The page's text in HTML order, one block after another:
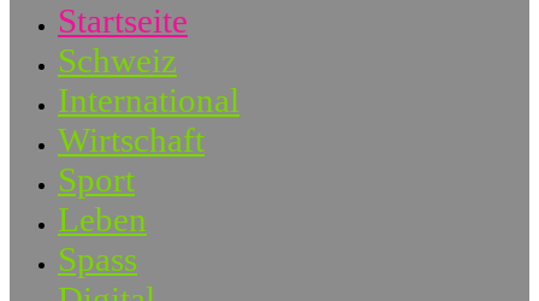
Startseite
Schweiz
International
Wirtschaft
Sport
Leben
Spass